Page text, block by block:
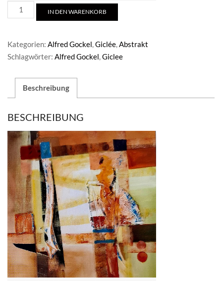
Alfred
Gockel
Bütten
Menge
IN DEN WARENKORB
Kategorien: Alfred Gockel,Giclée,Abstrakt
Schlagwörter: Alfred Gockel,Giclee
Beschreibung
BESCHREIBUNG